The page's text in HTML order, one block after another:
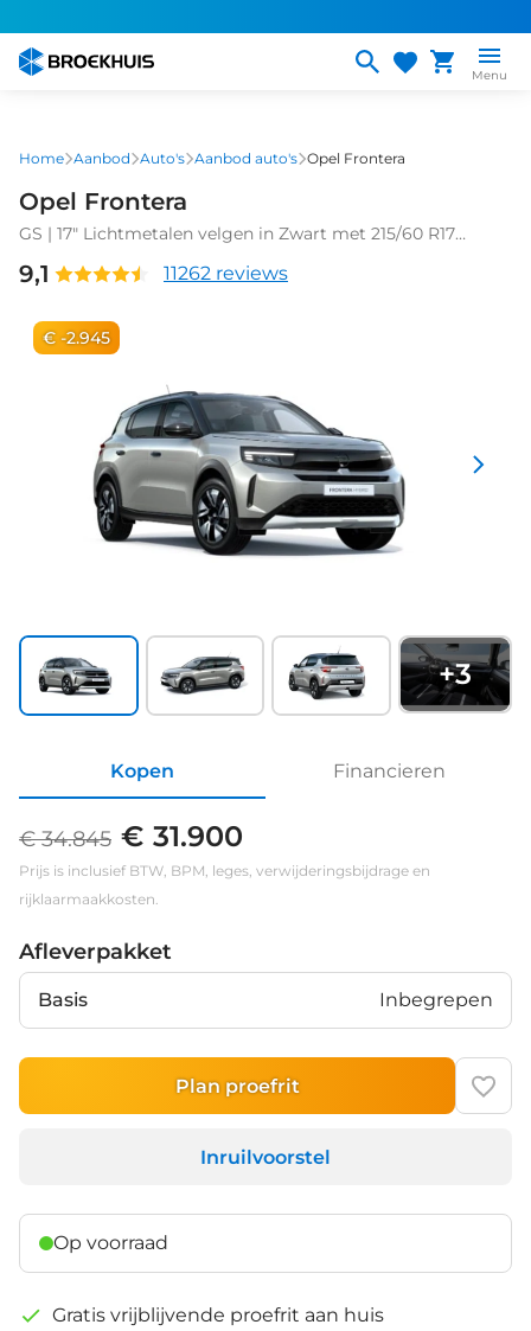
naar
gaan
Menu
Home Aanbod Auto's Aanbod auto's Opel Frontera
Opel Frontera
GS | 17" Lichtmetalen velgen in Zwart met 215/60 R17
9,1 11262 reviews
€ -2.945
+3
Kopen Financieren
€ 34.845 € 31.900
Prijs is inclusief BTW, BPM, leges, verwijderingsbijdrage en
rijklaarmaakkosten.
Afleverpakket
Basis Inbegrepen
Plan proefrit
Inruilvoorstel
Op voorraad
Gratis vrijblijvende proefrit aan huis